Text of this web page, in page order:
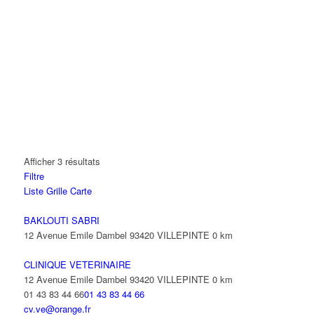
Afficher 3 résultats
Filtre
Liste Grille Carte
BAKLOUTI SABRI
12 Avenue Emile Dambel 93420 VILLEPINTE 0 km
CLINIQUE VETERINAIRE
12 Avenue Emile Dambel 93420 VILLEPINTE 0 km
01 43 83 44 6601 43 83 44 66
cv.ve@orange.fr